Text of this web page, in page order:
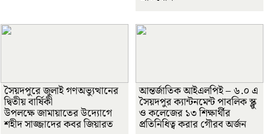
সৈয়দপুরে জুলাই গণঅভ্যুত্থানের
দ্বিতীয় বার্ষিকী
উপলক্ষে জামায়াতের উদ্যোগে
শহীদ সাজ্জাদের কবর জিয়ারত
আন্তর্জাতিক আইএলপিই – ৬.০ এ
সৈয়দপুর ক্যান্টনমেন্ট পাবলিক স্ক্লু
ও কলেজের ১৩ শিক্ষার্থীর
প্রতিনিধিত্ব করার গৌরব অর্জন